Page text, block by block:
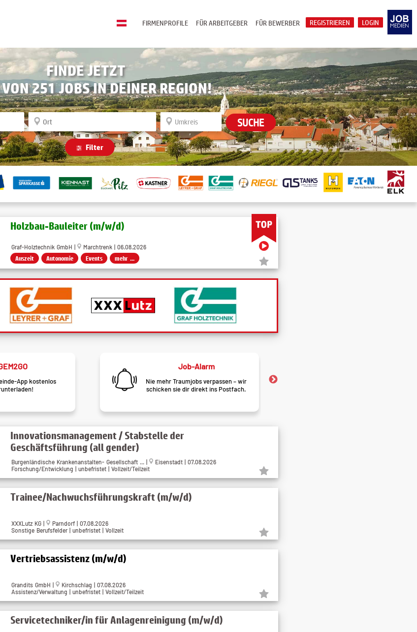
LOGIN
REGISTRIEREN
FÜR BEWERBER
FÜR ARBEITGEBER
FIRMENPROFILE
FINDE JETZT
VON251JOBS IN DEINER REGION!
SUCHE
Filter
Holzbau-Bauleiter (m/w/d)
Graf-Holztechnik GmbH | Marchtrenk | 06.08.2026
Auszeit Autonomie Events mehr ...
App kostenlos
Job-Alarm
Nie mehr Traumjobs verpassen – wir
schicken sie dir direkt ins Postfach.
Innovationsmanagement / Stabstelle der
Geschäftsführung (all gender)
Burgenländische Krankenanstalten- Gesellschaft ... | Eisenstadt | 07.08.2026
Forschung/Entwicklung | unbefristet | Vollzeit/Teilzeit
Trainee/Nachwuchsführungskraft (m/w/d)
XXXLutz KG | Parndorf | 07.08.2026
Sonstige Berufsfelder | unbefristet | Vollzeit
Vertriebsassistenz (m/w/d)
Grandits GmbH | Kirchschlag | 07.08.2026
Assistenz/Verwaltung | unbefristet | Vollzeit/Teilzeit
Servicetechniker/in für Anlagenreinigung (m/w/d)